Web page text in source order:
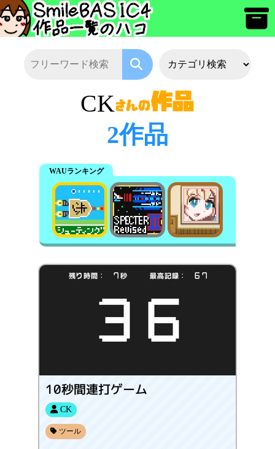
CK
2作品
WAUランキング
10秒間連打ゲーム
CK
ツール